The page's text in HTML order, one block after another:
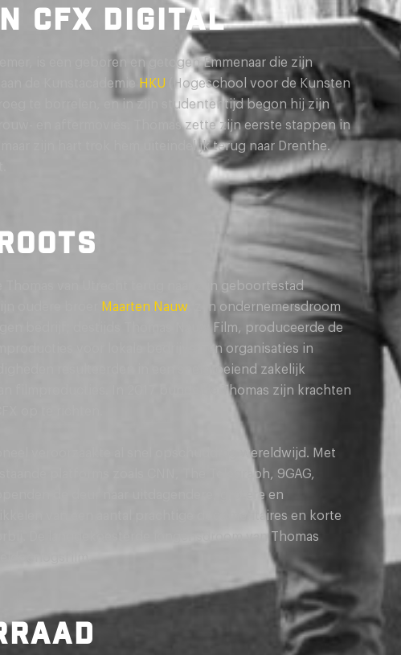
CFX DIGITAL
is een geboren en getogen Emmenaar die zijn
de Kunstacademie
HKU (Hogeschool voor de Kunsten
te borrelen, en in zijn studententijd begon hij zijn
en aftermovies. Thomas zette zijn eerste stappen in
zijn hart trok hem uiteindelijk terug naar Drenthe.
van Utrecht terug naar zijn geboortestad
oudere broer
Maarten Nauw , zijn ondernemersdroom
bedrijf, destijds Thomas Nauw Film, produceerde de
voor lokale bedrijven en organisaties in
resulteerden in een snelgroeiend zakelijk
filmproducties. In 2017 bundelde Thomas zijn krachten
op te richten.
veroorzaakte al snel opschudding wereldwijd. Met
platforms zoals CNN, The Telegraph, 9GAG,
de deur naar uitdagendere, grotere en
van een aantal prachtige documentaires en korte
De langgekoesterde jongensdroom van Thomas